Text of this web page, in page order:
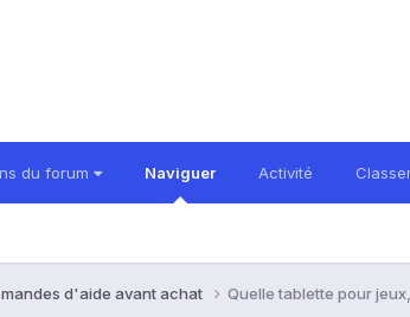
du forum Naviguer Activité
d'aide avant achat Quelle tablette pour